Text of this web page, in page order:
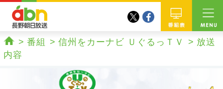
番組
twitterfacebook
ホーム
番組 信州をカーナビ ＵぐるっＴＶ
放送
内容